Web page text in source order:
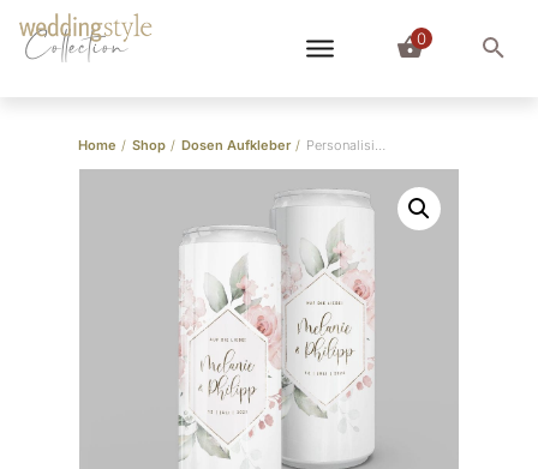
Collection 0
Home / Shop / Dosen Aufkleber / Personalisierbare Dosen Aufkleber “Roses” 10er-Set